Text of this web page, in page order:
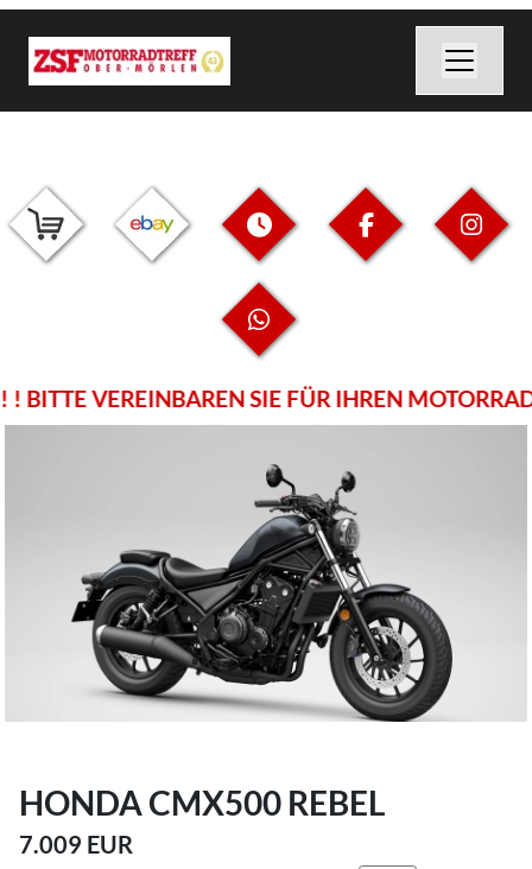
VEREINBAREN SIE FÜR IHREN
HONDA CMX500 REBEL
7.009 EUR